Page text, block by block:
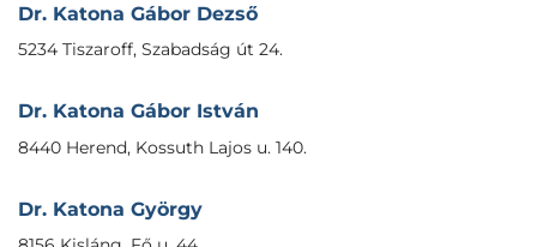
Dr. Katona Gábor Dezső
5234 Tiszaroff, Szabadság út 24.
Dr. Katona Gábor István
8440 Herend, Kossuth Lajos u. 140.
Dr. Katona György